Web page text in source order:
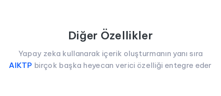
Diğer Özellikler
Yapay zeka kullanarak içerik oluşturmanın yanı sıra
AIKTP birçok başka heyecan verici özelliği entegre eder